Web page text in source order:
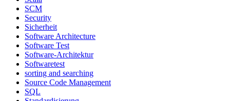
SCM
Security
Sicherheit
Software Architecture
Software Test
Software-Architektur
Softwaretest
sorting and searching
Source Code Management
SQL